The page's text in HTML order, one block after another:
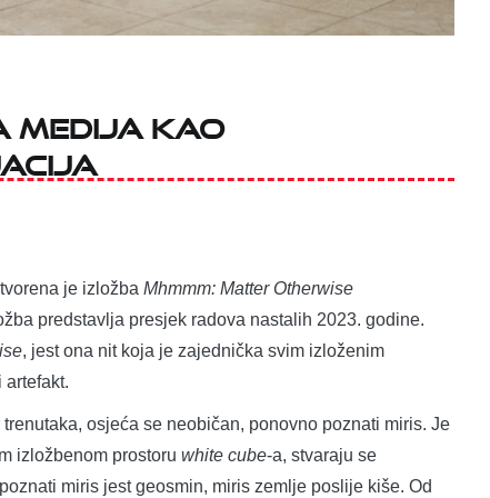
medija kao
je izložba Mhmmm: Matter Otherwise
predstavlja presjek radova nastalih 2023. godine.
, jest ona nit koja je zajednička svim izloženim
osjeća se neobičan, ponovno poznati miris. Je
izložbenom prostoru white cube-a, stvaraju se
miris jest geosmin, miris zemlje poslije kiše. Od